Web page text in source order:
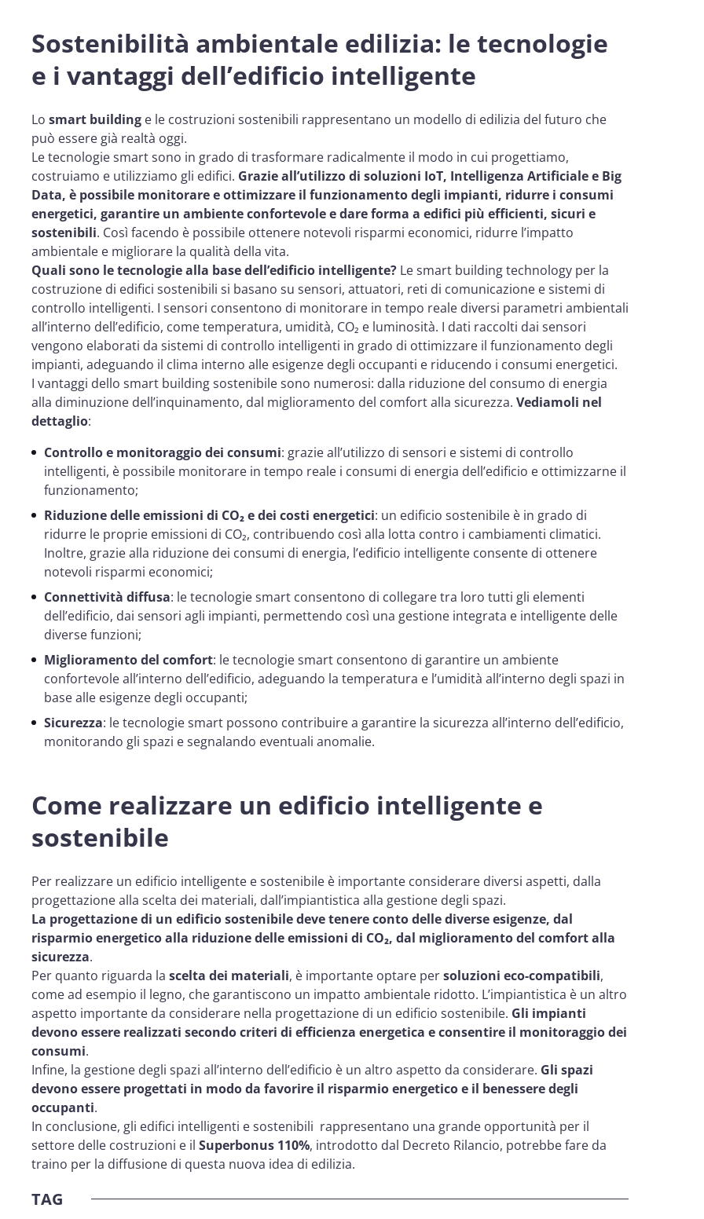
Sostenibilità ambientale edilizia: le tecnologie
e i vantaggi dell’edificio intelligente
Lo smart building e le costruzioni sostenibili rappresentano un modello di edilizia del futuro che
può essere già realtà oggi.
Le tecnologie smart sono in grado di trasformare radicalmente il modo in cui progettiamo,
costruiamo e utilizziamo gli edifici. Grazie all’utilizzo di soluzioni IoT, Intelligenza Artificiale e Big
Data, è possibile monitorare e ottimizzare il funzionamento degli impianti, ridurre i consumi
energetici, garantire un ambiente confortevole e dare forma a edifici più efficienti, sicuri e
sostenibili. Così facendo è possibile ottenere notevoli risparmi economici, ridurre l’impatto
ambientale e migliorare la qualità della vita.
Quali sono le tecnologie alla base dell’edificio intelligente? Le smart building technology per la
costruzione di edifici sostenibili si basano su sensori, attuatori, reti di comunicazione e sistemi di
controllo intelligenti. I sensori consentono di monitorare in tempo reale diversi parametri ambientali
all’interno dell’edificio, come temperatura, umidità, CO₂ e luminosità. I dati raccolti dai sensori
vengono elaborati da sistemi di controllo intelligenti in grado di ottimizzare il funzionamento degli
impianti, adeguando il clima interno alle esigenze degli occupanti e riducendo i consumi energetici.
I vantaggi dello smart building sostenibile sono numerosi: dalla riduzione del consumo di energia
alla diminuzione dell’inquinamento, dal miglioramento del comfort alla sicurezza. Vediamoli nel
dettaglio:
Controllo e monitoraggio dei consumi: grazie all’utilizzo di sensori e sistemi di controllo
intelligenti, è possibile monitorare in tempo reale i consumi di energia dell’edificio e ottimizzarne il
funzionamento;
Riduzione delle emissioni di CO₂ e dei costi energetici: un edificio sostenibile è in grado di
ridurre le proprie emissioni di CO₂, contribuendo così alla lotta contro i cambiamenti climatici.
Inoltre, grazie alla riduzione dei consumi di energia, l’edificio intelligente consente di ottenere
notevoli risparmi economici;
Connettività diffusa: le tecnologie smart consentono di collegare tra loro tutti gli elementi
dell’edificio, dai sensori agli impianti, permettendo così una gestione integrata e intelligente delle
diverse funzioni;
Miglioramento del comfort: le tecnologie smart consentono di garantire un ambiente
confortevole all’interno dell’edificio, adeguando la temperatura e l’umidità all’interno degli spazi in
base alle esigenze degli occupanti;
Sicurezza: le tecnologie smart possono contribuire a garantire la sicurezza all’interno dell’edificio,
monitorando gli spazi e segnalando eventuali anomalie.
Come realizzare un edificio intelligente e
sostenibile
Per realizzare un edificio intelligente e sostenibile è importante considerare diversi aspetti, dalla
progettazione alla scelta dei materiali, dall’impiantistica alla gestione degli spazi.
La progettazione di un edificio sostenibile deve tenere conto delle diverse esigenze, dal
risparmio energetico alla riduzione delle emissioni di CO₂, dal miglioramento del comfort alla
sicurezza.
Per quanto riguarda la scelta dei materiali, è importante optare persoluzioni eco-compatibili,
come ad esempio il legno, che garantiscono un impatto ambientale ridotto. L’impiantistica è un altro
aspetto importante da considerare nella progettazione di un edificio sostenibile. Gli impianti
devono essere realizzati secondo criteri di efficienza energetica e consentire il monitoraggio dei
consumi.
Infine, la gestione degli spazi all’interno dell’edificio è un altro aspetto da considerare. Gli spazi
devono essere progettati in modo da favorire il risparmio energetico e il benessere degli
occupanti.
In conclusione, gli edifici intelligenti e sostenibili rappresentano una grande opportunità per il
settore delle costruzioni e il Superbonus 110%, introdotto dal Decreto Rilancio, potrebbe fare da
traino per la diffusione di questa nuova idea di edilizia.
TAG